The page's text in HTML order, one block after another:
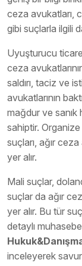
ceza avukatları,
gibi suçlarla ilgili
Uyuşturucu
ceza
saldırı, taciz ve
avukatlarının
mağdur ve sanık
sahiptir.
suçları, ağır ceza
yer alır.
Mali suçlar,
suçlar da ağır
yer alır. Bu tür
detaylı
inceleyerek